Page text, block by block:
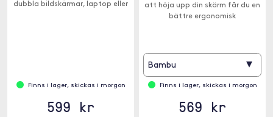
dubbla bildskärmar, laptop eller
Finns i lager, skickas i morgon
599 kr
att höja upp din skärm får du en
bättre ergonomisk
Bambu ▾
Finns i lager, skickas i morgon
569 kr